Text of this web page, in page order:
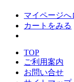
マイページへ
カートをみる
TOP
ご利用案内
お問い合せ